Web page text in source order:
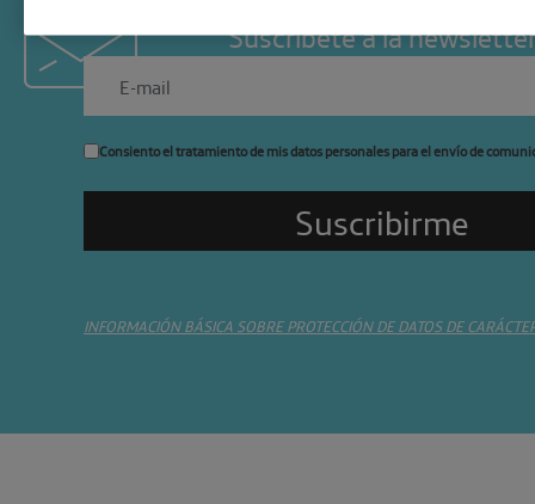
Suscríbete a la
Consiento el tratamiento de mis datos personales para el envío de
INFORMACIÓN BÁSICA SOBRE PROTECCIÓN DE DATOS DE